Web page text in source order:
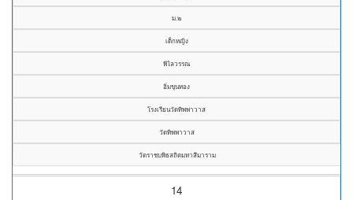
ม.๒
เด็กหญิง
พิไลวรรณ
อิ่มขุนทอง
โรงเรียนวัดทิพพาวาส
วัดทิพพาวาส
วัดราชบพิธสถิตมหาสีมาราม
14